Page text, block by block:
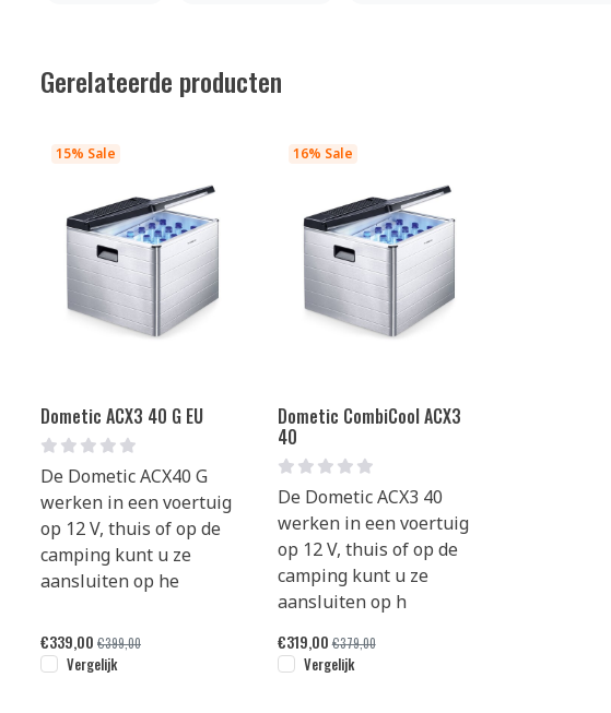
Gerelateerde producten
15% Sale
Dometic ACX3 40 G EU
De Dometic ACX40 G
werken in een voertuig
op 12 V, thuis of op de
camping kunt u ze
aansluiten op he
€339,00 €399,00
Vergelijk
16% Sale
Dometic CombiCool ACX3
40
De Dometic ACX3 40
werken in een voertuig
op 12 V, thuis of op de
camping kunt u ze
aansluiten op h
€319,00€379,00
Vergelijk